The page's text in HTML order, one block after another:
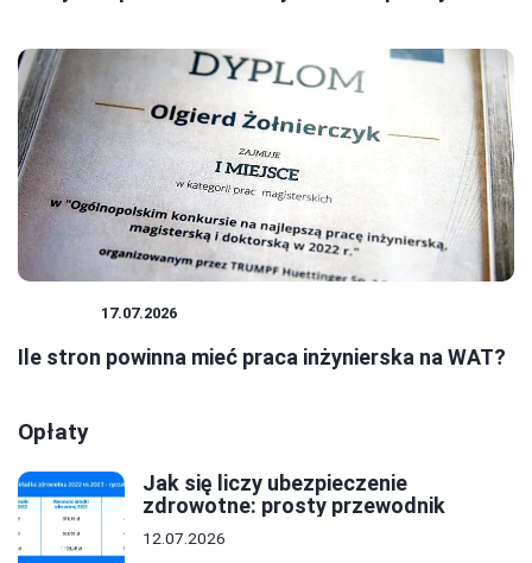
17.07.2026
Ile stron powinna mieć praca inżynierska na WAT?
Opłaty
Jak się liczy ubezpieczenie
zdrowotne: prosty przewodnik
12.07.2026